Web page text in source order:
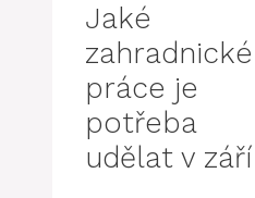
Jaké
zahradnické
práce je
potřeba
udělat v září